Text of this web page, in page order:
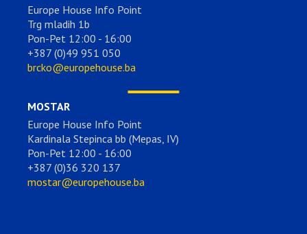
Europe House Info Point
Trg mladih 1b
Pon-Pet 12:00 - 16:00
+387 (0)49 951 050
brcko@europehouse.ba
MOSTAR
Europe House Info Point
Kardinala Stepinca bb (Mepas, IV)
Pon-Pet 12:00 - 16:00
+387 (0)36 320 137
mostar@europehouse.ba